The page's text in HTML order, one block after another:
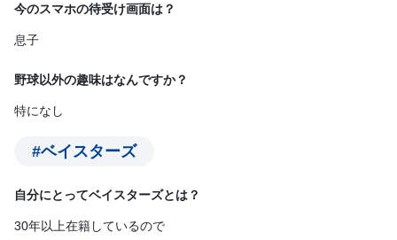
今のスマホの待受け画面は？
息子
野球以外の趣味はなんですか？
特になし
#ベイスターズ
自分にとってベイスターズとは？
30年以上在籍しているので